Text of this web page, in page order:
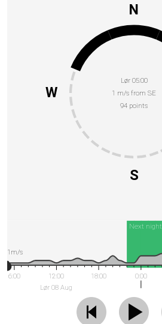
Lør 05:00
1 m/s from SE
94 points
N
S
W
Next night
6:00
12:00
Lør 08 Aug
18:00 0:00
1m/s